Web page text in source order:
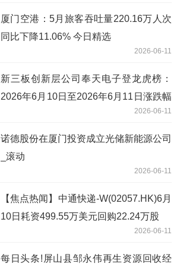
厦门空港：5月旅客吞吐量220.16万人次
同比下降11.06% 今日精选
2026-06-11
新三板创新层公司奉天电子登龙虎榜：
2026年6月10日至2026年6月11日涨跌幅
2026-06-11
诺德股份在厦门投资成立光储新能源公司
_滚动
2026-06-11
【焦点热闻】中通快递-W(02057.HK)6月
10日耗资499.55万美元回购22.24万股
2026-06-11
每日头条!屏山县邹永伟再生资源回收经